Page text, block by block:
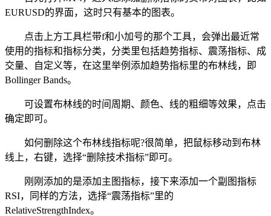
EURUSD的界面，这时只有基本的图表。
点击上方工具栏带f和小加号的那个工具，会弹出最近常
使用的指标和指标分类，分类里包括趋势指标、震荡指标、成
交量、自定义等，在这里举例添加趋势指标里的布林线，即
Bollinger Bands。
可设置布林线的时间周期、颜色、线的粗细等效果，点击
确定即可。
如何删除这个布林线指标呢?很简单，把鼠标移动到布林
线上，右键，选择“删除技术指标”即可。
刚刚添加的是添加主图指标，接下来添加一个副图指标
RSI，同样的方法，选择“震荡指标”里的
RelativeStrengthIndex。